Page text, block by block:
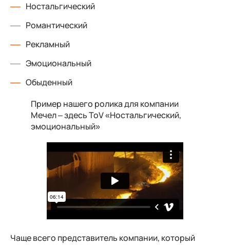
Ностальгический
Романтический
Рекламный
Эмоциональный
Обыденный
Пример нашего ролика для компании
Мечел – здесь ToV «Ностальгический,
эмоциональный»
Чаще всего представитель компании, который